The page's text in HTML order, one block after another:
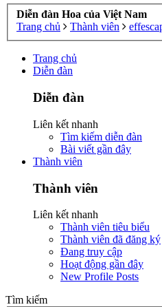
Diễn đàn Hoa của Việt Nam
Trang chủ
Thành viên
Trang chủ
Diễn đàn
Diễn đàn
Liên kết nhanh
Tìm kiếm diễn đàn
Bài viết gần đây
Thành viên
Thành viên
Liên kết nhanh
Thành viên tiêu biểu
Thành viên đã đăng ký
Đang truy cập
Hoạt động gần đây
New Profile Posts
Tìm kiếm